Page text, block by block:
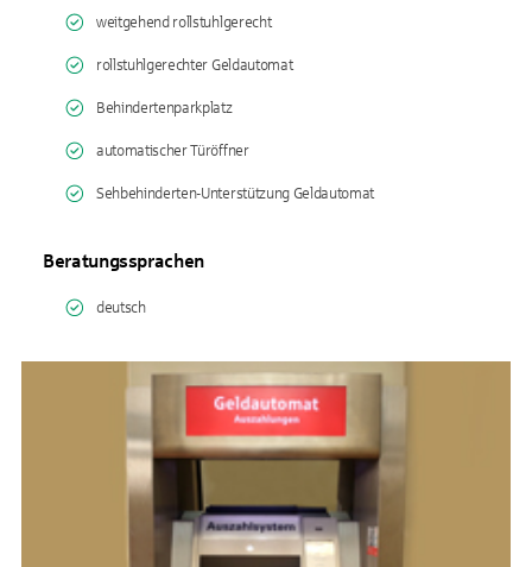
weitgehend rollstuhlgerecht
rollstuhlgerechter Geldautomat
Behindertenparkplatz
automatischer Türöffner
Sehbehinderten-Unterstützung Geldautomat
Beratungssprachen
deutsch